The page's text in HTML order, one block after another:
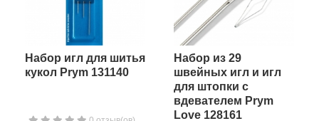
Набор игл для шитья
кукол Prym 131140
Набор из 29
швейных игл и игл
для штопки с
вдевателем Prym
Love 128161